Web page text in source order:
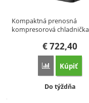
Kompaktná prenosná
kompresorová chladnička
€722,40
Porovnať
Kúpiť
Dostupnosť:
Do týždňa